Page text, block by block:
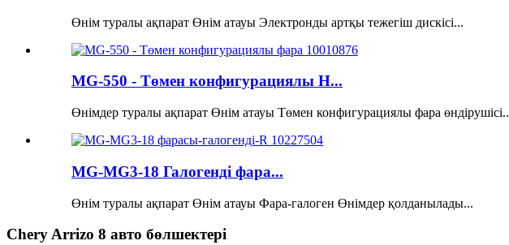
Өнім туралы ақпарат Өнім атауы Электронды артқы тежегіш дискісі...
MG-550 - Төмен конфигурациялы H...
Өнімдер туралы ақпарат Өнім атауы Төмен конфигурациялы фара
MG-MG3-18 Галогенді фара...
Өнім туралы ақпарат Өнім атауы Фара-галоген Өнімдер қолданылады...
Chery Arrizo 8 авто бөлшектері